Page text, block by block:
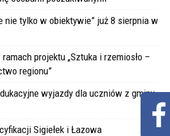
nie tylko w obiektywie” już 8 sierpnia w
projektu „Sztuka i rzemiosło –
regionu”
wyjazdy dla uczniów z gminy
Sigiełek i Łazowa